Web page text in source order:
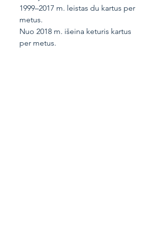
1999–2017 m. leistas du kartus per
metus.
Nuo 2018 m. išeina keturis kartus
per metus.